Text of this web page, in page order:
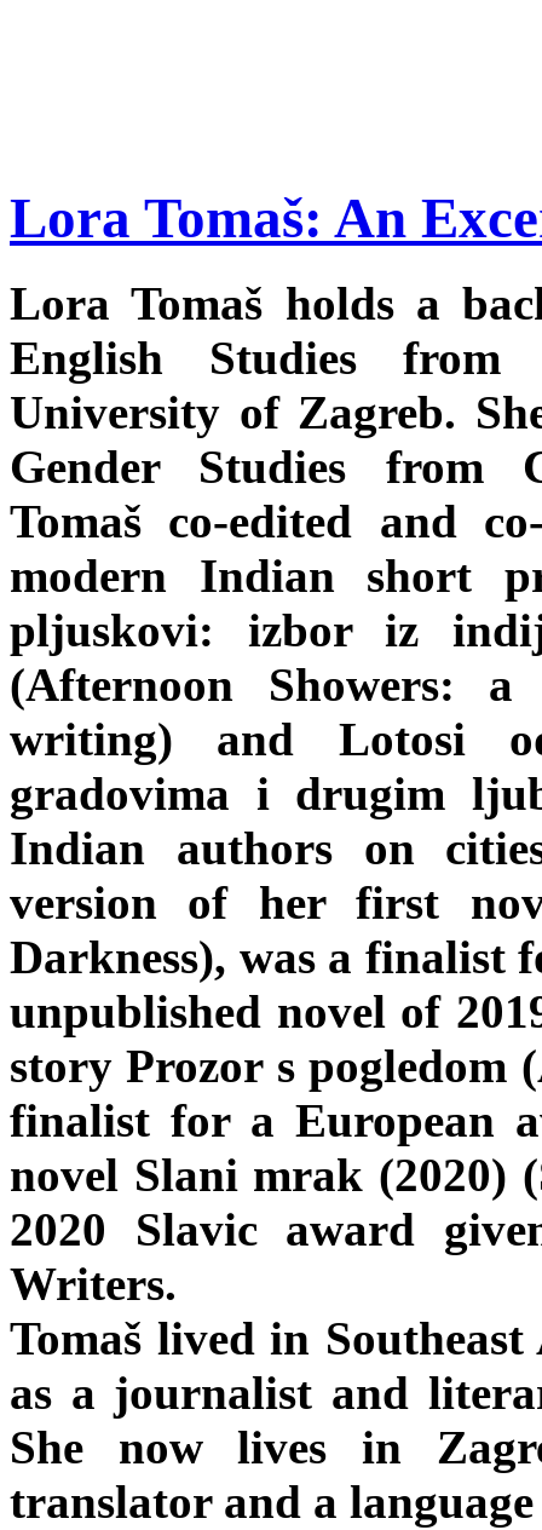
Lora Tomaš: An
Lora Tomaš holds a
English Studies
University of Zagreb.
Gender Studies from
Tomaš co-edited and
modern Indian short
pljuskovi: izbor iz
(Afternoon Showers:
writing) and Lotosi
gradovima i drugim
Indian authors on
version of her first
Darkness), was a finalist
unpublished novel of
story Prozor s pogledom
finalist for a European
novel Slani mrak (2020)
2020 Slavic award
Writers.
Tomaš lived in
as a journalist and
She now lives in
translator and a language